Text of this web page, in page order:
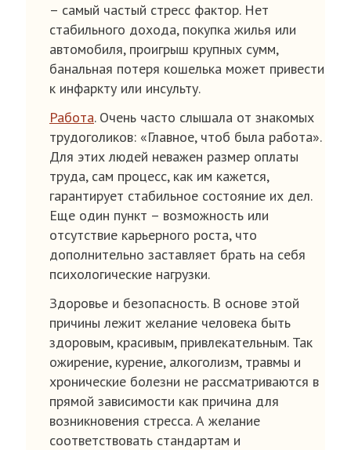
– самый частый стресс фактор. Нет
стабильного дохода, покупка жилья или
автомобиля, проигрыш крупных сумм,
банальная потеря кошелька может привести
к инфаркту или инсульту.
Работа. Очень часто слышала от знакомых
трудоголиков: «Главное, чтоб была работа».
Для этих людей неважен размер оплаты
труда, сам процесс, как им кажется,
гарантирует стабильное состояние их дел.
Еще один пункт – возможность или
отсутствие карьерного роста, что
дополнительно заставляет брать на себя
психологические нагрузки.
Здоровье и безопасность. В основе этой
причины лежит желание человека быть
здоровым, красивым, привлекательным. Так
ожирение, курение, алкоголизм, травмы и
хронические болезни не рассматриваются в
прямой зависимости как причина для
возникновения стресса. А желание
соответствовать стандартам и